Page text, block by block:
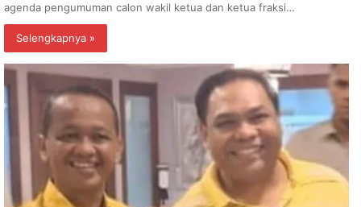
agenda pengumuman calon wakil ketua dan ketua fraksi…
Selengkapnya »